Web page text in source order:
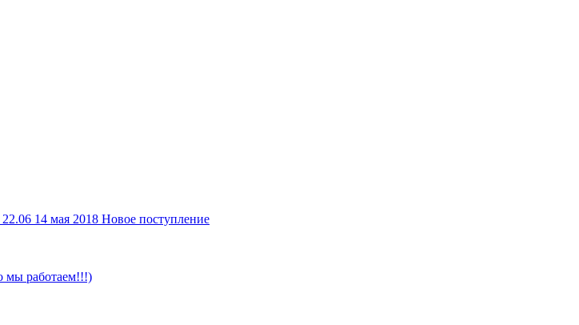
14 мая 2018 Новое поступление
мы работаем!!!)